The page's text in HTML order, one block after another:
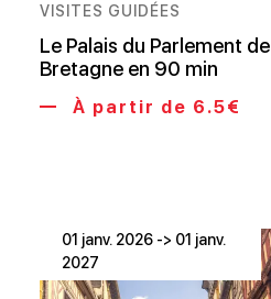
VISITES GUIDÉES
Le Palais du Parlement de
Bretagne en 90 min
À partir de 6.5€
01 janv. 2026 -> 01 janv.
2027